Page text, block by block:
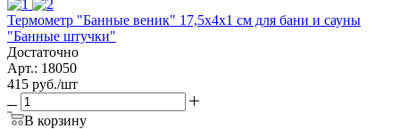
Термометр "Банные веник" 17,5х4х1 см для бани и сауны
"Банные штучки"
Достаточно
Арт.: 18050
415 руб./шт
В корзину